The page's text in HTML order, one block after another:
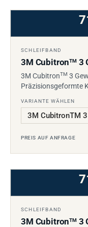
SCHLEIFBAND
3M CubitronTM3
3M CubitronTM 3
Präzisionsgeformte
VARIANTE WÄHLEN
PREIS AUF ANFRAGE
SCHLEIFBAND
3M CubitronTM3